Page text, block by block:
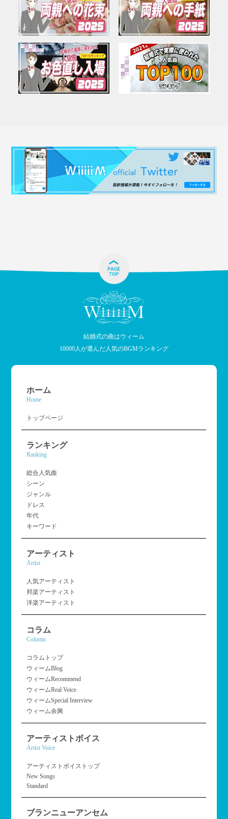
結婚式の曲はウィーム
10000人が選んだ人気のBGMランキング
ホーム
Home
トップページ
ランキング
Ranking
総合人気曲
シーン
ジャンル
ドレス
年代
キーワード
アーティスト
Artist
人気アーティスト
邦楽アーティスト
洋楽アーティスト
コラム
Column
コラムトップ
ウィームBlog
ウィームRecommend
ウィームReal Voice
ウィームSpecial Interview
ウィーム余興
アーティストボイス
Artist Voice
アーティストボイストップ
New Songs
Standard
ブランニューアンセム